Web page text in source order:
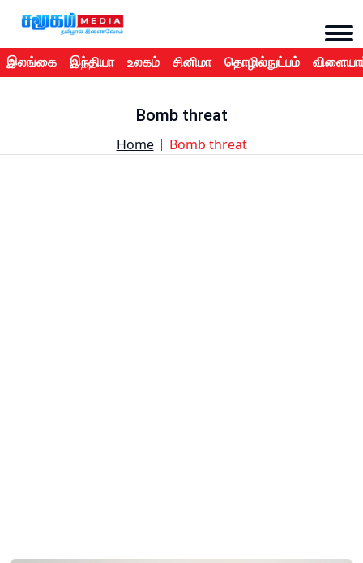
இலங்கை இந்தியா உலகம் சினிமா தொழில்நுட்பம்
Bomb threat
Home Bomb threat